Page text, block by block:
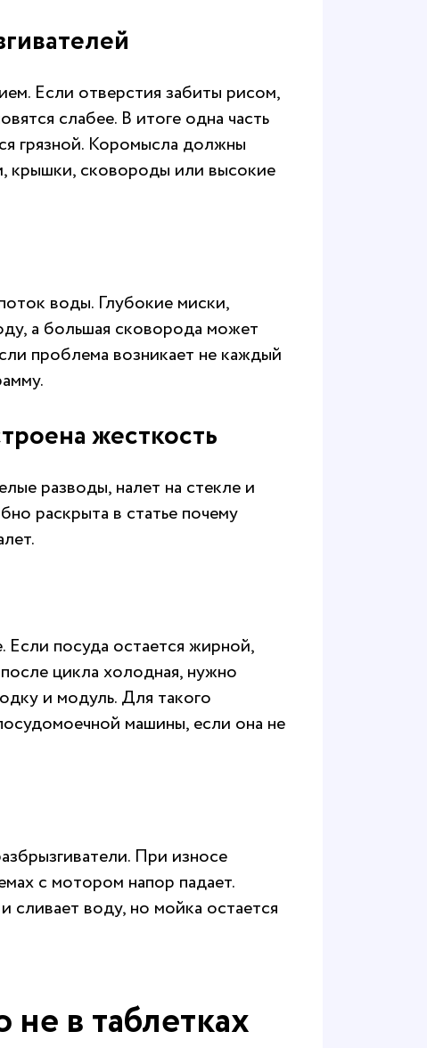
Если отверстия забиты рисом,
слабее. В итоге одна часть
грязной. Коромысла должны
крышки, сковороды или высокие
воды. Глубокие миски,
а большая сковорода может
проблема возникает не каждый
жесткость
разводы, налет на стекле и
раскрыта в статье почему
.
посуда остается жирной,
цикла холодная, нужно
и модуль. Для такого
машины, если она не
При износе
с мотором напор падает.
сливает воду, но мойка остается
в таблетках